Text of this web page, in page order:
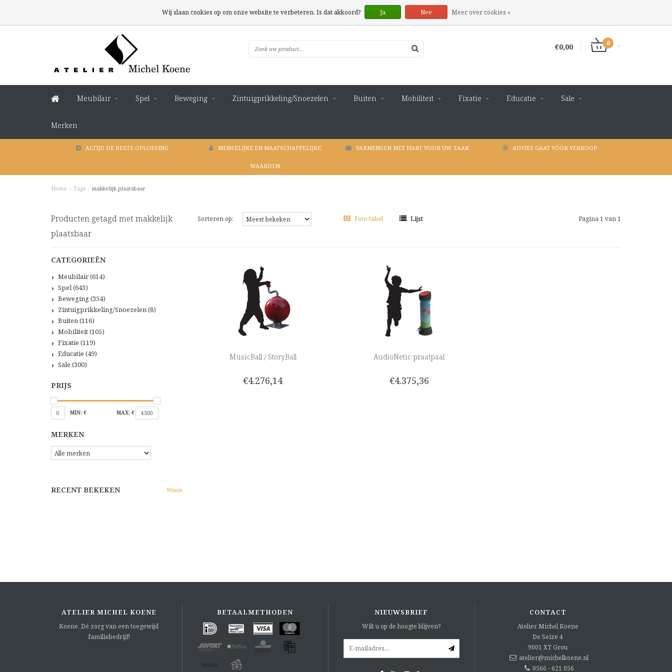
€0,00 0
Meubilair Spel Beweging Zintuigprikkeling/Snoezelen Buiten Mobiliteit Fixatie Educatie Sale
Merken
ALTIJD DE BESTE OPLOSSING MENSELIJKE EN MAATSCHAPPELIJKE
WAARDEN
VAKMENSEN MET HART VOOR UW ZAAK ADVIES GAAT VÓÓR VERKOOP
Home / Tags / makkelijk plaatsbaar
Producten getagd met makkelijk
plaatsbaar
Sorteren op: Foto-tabel Lijst Pagina 1 van 1
CATEGORIEËN
Meubilair(614)
Spel(643)
Beweging(354)
Zintuigprikkeling/Snoezelen(8)
Buiten(116)
Mobiliteit(105)
Fixatie (119)
Educatie (49)
Sale (300)
PRIJS
0 MIN: € MAX: € 4500
MERKEN
RECENT BEKEKEN Wissen
MusicBall / StoryBall
€4.276,14
AudioNetic praatpaal
€4.375,36
ATELIER MICHEL KOENE
Koene. Dé zorg van een toegewijd
familiebedrijf!
BETAALMETHODEN NIEUWSBRIEF
Wilt u op de hoogte blijven?
CONTACT
Atelier Michel Koene
De Seize 4
9001 XT Grou
atelier@michelkoene.nl
0566 - 621 056
Wij slaan cookies op om onze website te verbeteren. Is dat akkoord? Ja Nee Meer over cookies »